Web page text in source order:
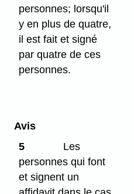
personnes; lorsqu'il
y en plus de quatre,
il est fait et signé
par quatre de ces
personnes.
Avis
5
Les
personnes qui font
et signent un